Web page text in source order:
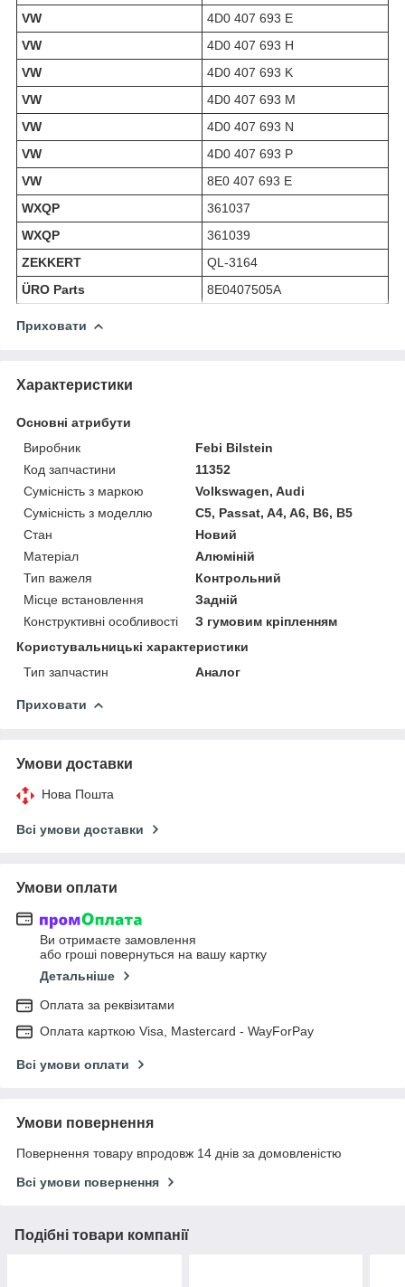
VW
4D0 407 693 E
VW
4D0 407 693 H
VW
4D0 407 693 K
VW
4D0 407 693 M
VW
4D0 407 693 N
VW
4D0 407 693 P
VW
8E0 407 693 E
WXQP
361037
WXQP
361039
ZEKKERT
QL-3164
ÜRO Parts
8E0407505A
Приховати
Характеристики
Основні атрибути
Виробник
Febi Bilstein
Код запчастини
11352
Сумісність з маркою
Volkswagen, Audi
Сумісність з моделлю
C5, Passat, A4, A6, B6, B5
Стан
Новий
Матеріал
Алюміній
Тип важеля
Контрольний
Місце встановлення
Задній
Конструктивні особливості
З гумовим кріпленням
Користувальницькі характеристики
Тип запчастин
Аналог
Приховати
Умови доставки
Нова Пошта
Всі умови доставки
Умови оплати
Ви отримаєте замовлення
або гроші повернуться на вашу картку
Детальніше
Оплата за реквізитами
Оплата карткою Visa, Mastercard - WayForPay
Всі умови оплати
Умови повернення
Повернення товару впродовж 14 днів за домовленістю
Всі умови повернення
Подібні товари компанії